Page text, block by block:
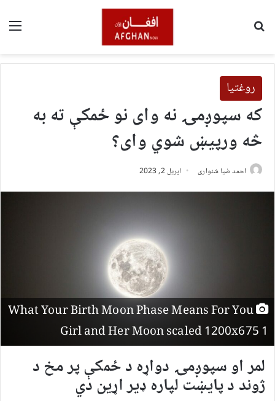
روغتیا
که سپوږمۍ نه وای نو ځمکې ته به
څه ورپیښ شوي وای؟
احمد ضیا شنواری اپریل 2, 2023
What Your Birth Moon Phase Means For You
Girl and Her Moon scaled 1200x675 1
لمر او سپوږمۍ دواړه د ځمکې پر مخ د
ژوند د پایښت لپاره ډیر اړین دي